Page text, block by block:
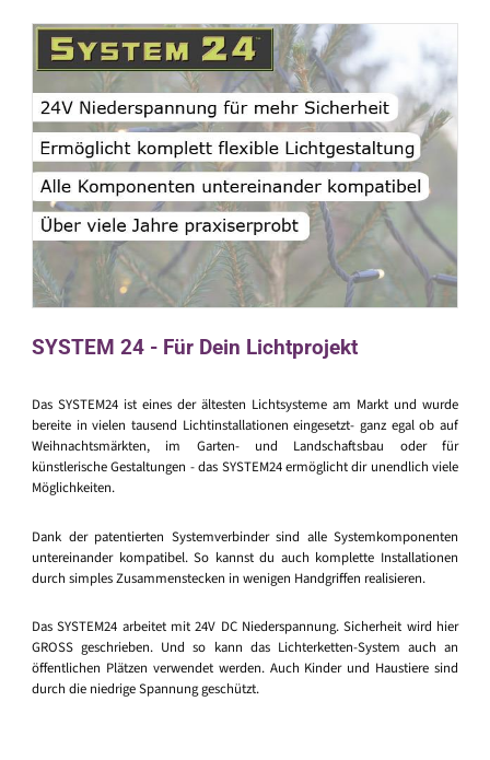
SYSTEM 24 - Für Dein Lichtprojekt
Das SYSTEM24 ist eines der ältesten Lichtsysteme am Markt und wurde
bereite in vielen tausend Lichtinstallationen eingesetzt- ganz egal ob auf
Weihnachtsmärkten, im Garten- und Landschaftsbau oder für
künstlerische Gestaltungen - das SYSTEM24 ermöglicht dir unendlich viele
Möglichkeiten.
Dank der patentierten Systemverbinder sind alle Systemkomponenten
untereinander kompatibel. So kannst du auch komplette Installationen
durch simples Zusammenstecken in wenigen Handgriffen realisieren.
Das SYSTEM24 arbeitet mit 24V DC Niederspannung. Sicherheit wird hier
GROSS geschrieben. Und so kann das Lichterketten-System auch an
öffentlichen Plätzen verwendet werden. Auch Kinder und Haustiere sind
durch die niedrige Spannung geschützt.